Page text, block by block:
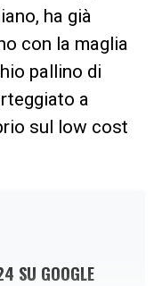
ha già
con la maglia
pallino di
a
sul low cost
SU GOOGLE